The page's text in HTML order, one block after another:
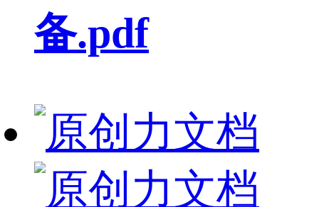
备.pdf